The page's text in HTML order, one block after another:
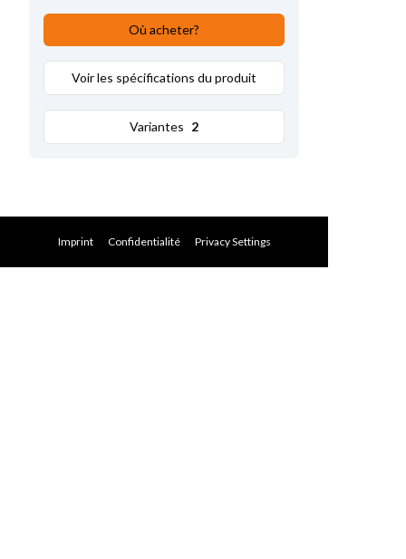
Où acheter?
Voir les spécifications du produit
Variantes 2
Imprint Confidentialité Privacy Settings